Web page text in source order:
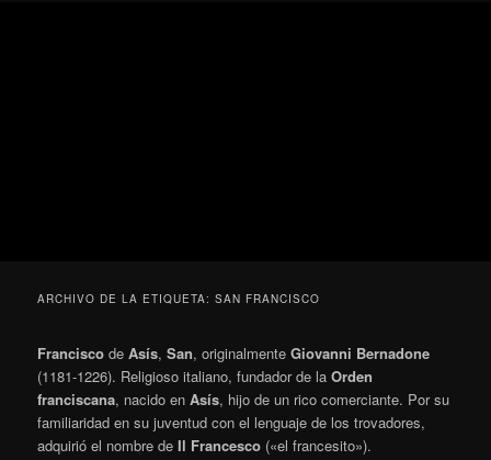
ARCHIVO DE LA ETIQUETA:SAN FRANCISCO
FranciscodeAsís,San, originalmenteGiovanni Bernadone
(1181-1226). Religioso italiano, fundador de laOrden
franciscana, nacido enAsís, hijo de un rico comerciante. Por su
familiaridad en su juventud con el lenguaje de los trovadores,
adquirió el nombre deIl Francesco («el francesito»).